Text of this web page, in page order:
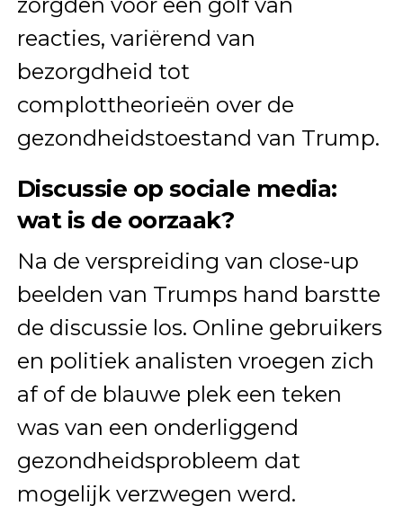
reacties, variërend van
bezorgdheid tot
complottheorieën over de
gezondheidstoestand van Trump.
Discussie op sociale media:
wat is de oorzaak?
Na de verspreiding van close-up
beelden van Trumps hand barstte
de discussie los. Online gebruikers
en politiek analisten vroegen zich
af of de blauwe plek een teken
was van een onderliggend
gezondheidsprobleem dat
mogelijk verzwegen werd.